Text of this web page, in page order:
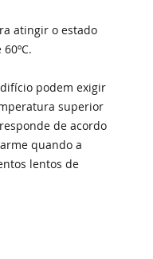
atingir o estado
podem exigir
superior
de acordo
quando a
lentos de